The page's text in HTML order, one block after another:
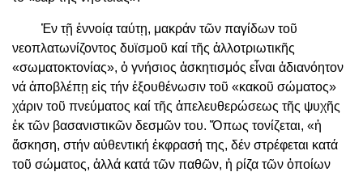
Ἐν τῇ ἐννοίᾳ ταύτῃ, μακράν τῶν παγίδων τοῦ
νεοπλατωνίζοντος δυϊσμοῦ καί τῆς ἀλλοτριωτικῆς
«σωματοκτονίας», ὁ γνήσιος ἀσκητισμός εἶναι ἀδιανόητον
νά ἀποβλέπῃ εἰς τήν ἐξουθένωσιν τοῦ «κακοῦ σώματος»
χάριν τοῦ πνεύματος καί τῆς ἀπελευθερώσεως τῆς ψυχῆς
ἐκ τῶν βασανιστικῶν δεσμῶν του. Ὅπως τονίζεται, «ἡ
ἄσκηση, στήν αὐθεντική ἐκφρασή της, δέν στρέφεται κατά
τοῦ σώματος, ἀλλά κατά τῶν παθῶν, ἡ ρίζα τῶν ὁποίων